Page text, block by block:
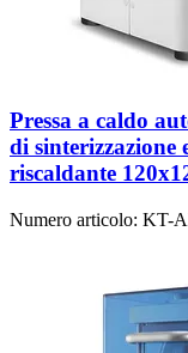
Pressa a caldo
di sinterizzazione
riscaldante
Numero articolo: KT-